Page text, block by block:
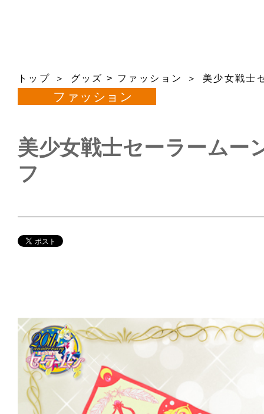
トップ グッズ > ファッション 美少女戦士
ファッション
美少女戦士セーラームー
フ